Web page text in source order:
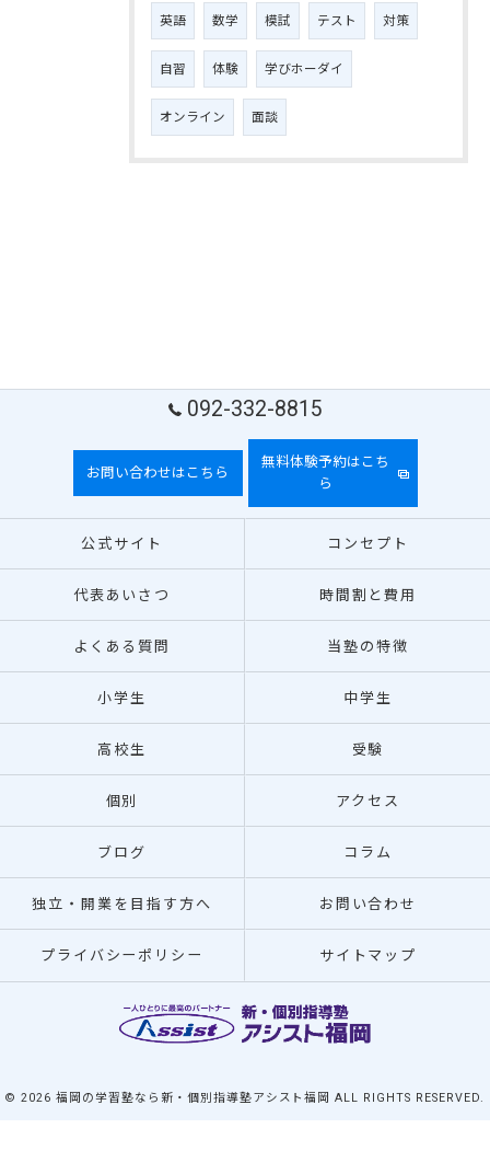
英語 数学 模試 テスト 対策
自習 体験 学びホーダイ
オンライン 面談
092-332-8815
お問い合わせはこちら
無料体験予約はこち
ら
公式サイト コンセプト
代表あいさつ 時間割と費用
よくある質問 当塾の特徴
小学生 中学生
高校生 受験
個別 アクセス
ブログ コラム
独立・開業を目指す方へ お問い合わせ
プライバシーポリシー サイトマップ
© 2026 福岡の学習塾なら新・個別指導塾アシスト福岡 ALL RIGHTS RESERVED.